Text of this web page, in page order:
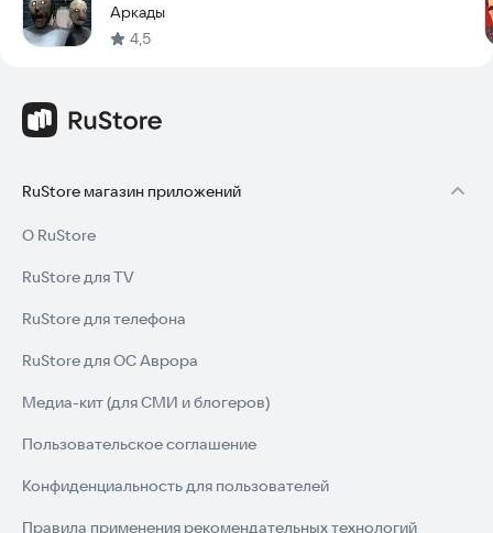
Аркады
4,5
RuStore магазин приложений
О RuStore
RuStore для TV
RuStore для телефона
RuStore для ОС Аврора
Медиа-кит (для СМИ и блогеров)
Пользовательское соглашение
Конфиденциальность для пользователей
Правила применения рекомендательных технологий